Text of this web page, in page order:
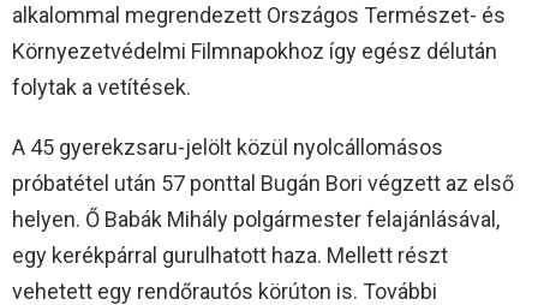
alkalommal megrendezett Országos Természet- és
Környezetvédelmi Filmnapokhoz így egész délután
folytak a vetítések.
A 45 gyerekzsaru-jelölt közül nyolcállomásos
próbatétel után 57 ponttal Bugán Bori végzett az első
helyen. Ő Babák Mihály polgármester felajánlásával,
egy kerékpárral gurulhatott haza. Mellett részt
vehetett egy rendőrautós körúton is. További